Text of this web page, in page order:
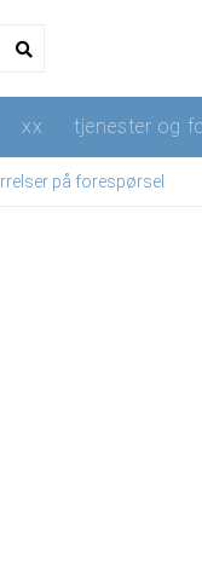
xx tjenester og
på forespørsel